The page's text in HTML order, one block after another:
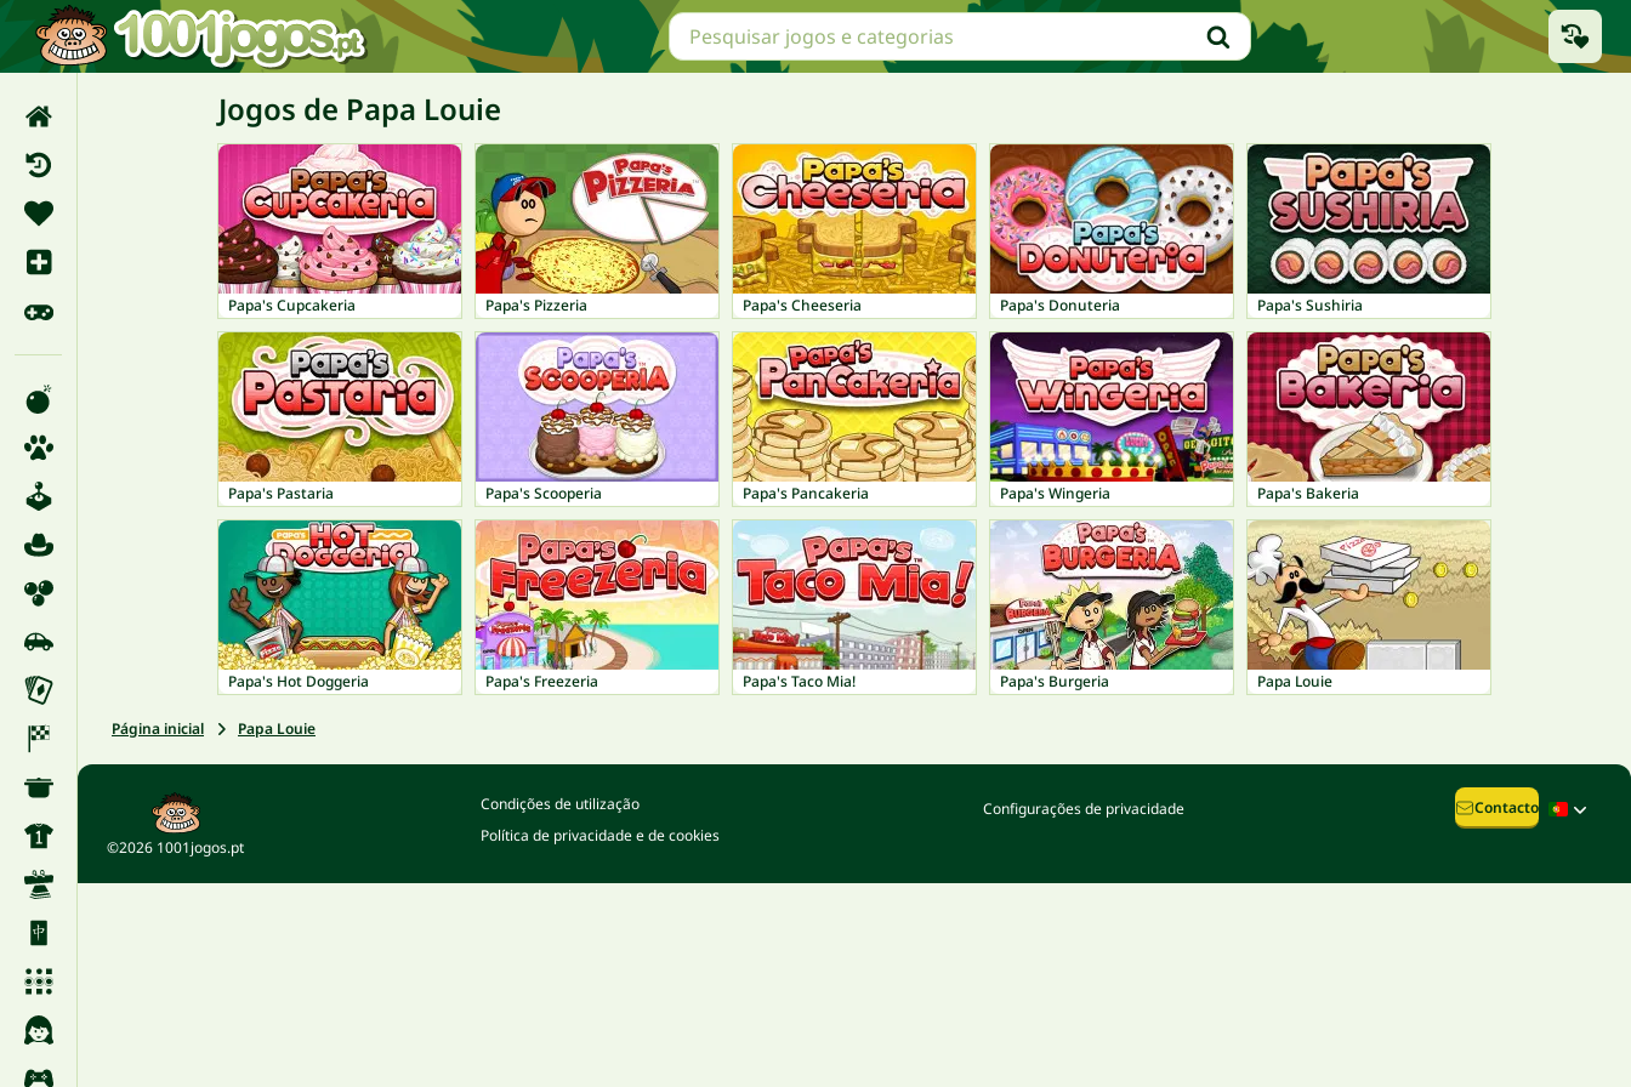
Jogos de Papa Louie
Papa's Cupcakeria Papa's Pizzeria Papa's Cheeseria Papa's Donuteria Papa's Sushiria
Papa's Pastaria Papa's Scooperia Papa's Pancakeria Papa's Wingeria Papa's Bakeria
Papa's Hot Doggeria Papa's Freezeria Papa's Taco Mia! Papa's Burgeria Papa Louie
Página inicial Papa Louie
©2026 1001jogos.pt
Condições de utilização
Política de privacidade e de cookies
Configurações de privacidade Contacto